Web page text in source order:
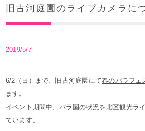
旧古河庭園のライブカメラに
2019/5/7
6/2（日）まで、旧古河庭園にて春のバラフェ
ます。
イベント期間中、バラ園の状況を北区観光ラ
ています。